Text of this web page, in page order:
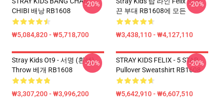
CHIBI 배낭 RB1608
₩5,084,820 - ₩5,718,700
-20%
끈 부대 RB1608에 모든
₩3,438,110 - ₩4,127,110
-20%
Stray Kids Ot9 - 서명 (흰색)
Throw 베개 RB1608
₩3,307,200 - ₩3,996,200
-20%
STRAY KIDS FELIX - 5 STAR
Pullover Sweatshirt RB1608
₩5,642,910 - ₩6,607,510
-20%